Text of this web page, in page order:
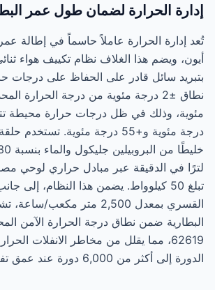
إدارة الحرارة لضمان طول عمر
تُعد إدارة الحرارة عاملاً حاسماً في إطالة
أيون، ويضم هذا الغلاف نظام تكييف هواء
بتبريد سائل قادر على الحفاظ على درجات
درجة مئوية و+55 درجة مئوية.
لترًا في الدقيقة عبر مبادل حراري لوحي
تبلغ 50 كيلوواط. يضمن هذا النظام، إلى
القسري بمعدل 2,500 متر مكعب/
62619، مما يقلل من مخاطر الانفلات
الدورة إلى أكثر من 6,000 دورة عند عمق تفريغ يبلغ 80%.